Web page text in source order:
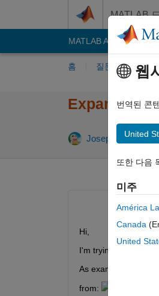
MATLAB
MATLAB Answers
홈 질문하기
Expand
Josep Llobet
Hi,
I'm trying to
As example:
from:
웹
번역된 콘
United
또한 다음
미주
América
Canada
United